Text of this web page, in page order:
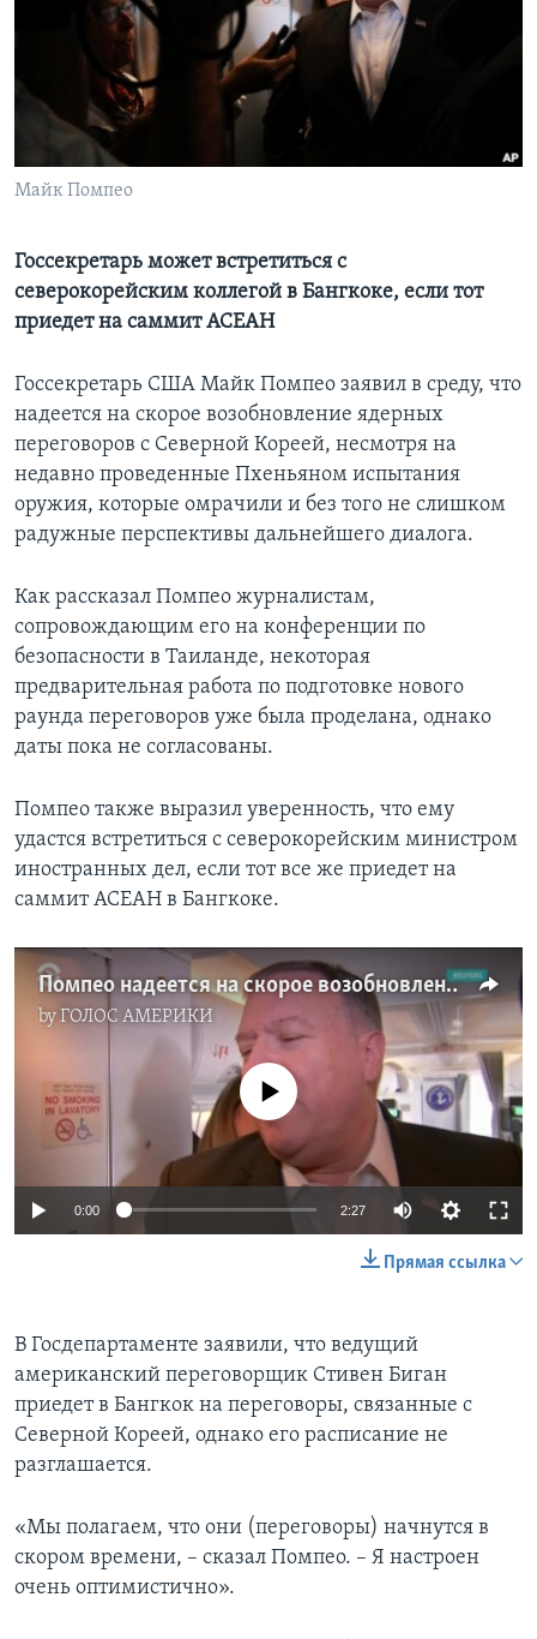
Learning English
СОЦИАЛЬНЫЕ СЕТИ
Майк Помпео
Госсекретарь может встретиться с
северокорейским коллегой в Бангкоке, если тот
приедет на саммит АСЕАН
Госсекретарь США Майк Помпео заявил в среду, что
надеется на скорое возобновление ядерных
переговоров с Северной Кореей, несмотря на
недавно проведенные Пхеньяном испытания
оружия, которые омрачили и без того не слишком
радужные перспективы дальнейшего диалога.
Как рассказал Помпео журналистам,
сопровождающим его на конференции по
безопасности в Таиланде, некоторая
предварительная работа по подготовке нового
раунда переговоров уже была проделана, однако
даты пока не согласованы.
Помпео также выразил уверенность, что ему
удастся встретиться с северокорейским министром
иностранных дел, если тот все же приедет на
саммит АСЕАН в Бангкоке.
Помпео надеется на скорое возобновление ядерных переговоров с Пхеньяном
byГОЛОС АМЕРИКИ
No media source currently available
0:00 2:27
Прямая ссылка
В Госдепартаменте заявили, что ведущий
американский переговорщик Стивен Биган
приедет в Бангкок на переговоры, связанные с
Северной Кореей, однако его расписание не
разглашается.
«Мы полагаем, что они (переговоры) начнутся в
скором времени, – сказал Помпео. – Я настроен
очень оптимистично».